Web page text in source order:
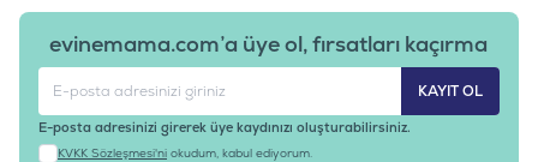
evinemama.com’a üye ol, fırsatları kaçırma
KAYIT OL
E-posta adresinizi girerek üye kaydınızı oluşturabilirsiniz.
KVKK Sözleşmesi'ni okudum, kabul ediyorum.